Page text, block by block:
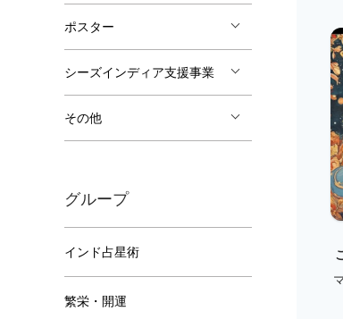
ポスター
シーズインディア支援事業
その他
グループ
インド占星術
繁栄・開運